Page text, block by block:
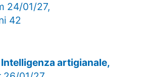
24/01/27,
42
artigianale,